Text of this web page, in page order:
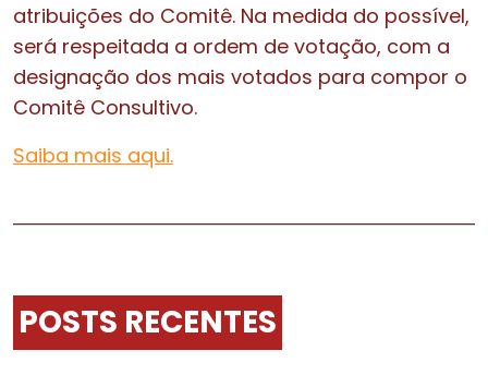
atribuições do Comitê. Na medida do possível,
será respeitada a ordem de votação, com a
designação dos mais votados para compor o
Comitê Consultivo.
Saiba mais aqui.
POSTS RECENTES